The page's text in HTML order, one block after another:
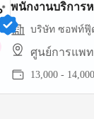
พนักงานบริการ
บริษัท ซอฟท์ฟู๊
ศูนย์การแพ
13,000 -